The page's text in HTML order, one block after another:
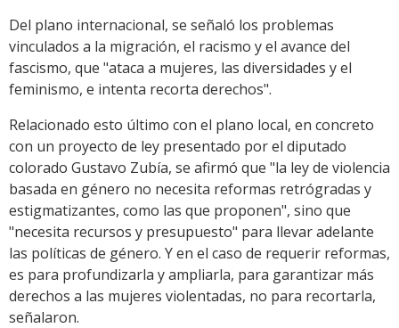
Del plano internacional, se señaló los problemas
vinculados a la migración, el racismo y el avance del
fascismo, que "ataca a mujeres, las diversidades y el
feminismo, e intenta recorta derechos".
Relacionado esto último con el plano local, en concreto
con un proyecto de ley presentado por el diputado
colorado Gustavo Zubía, se afirmó que "la ley de violencia
basada en género no necesita reformas retrógradas y
estigmatizantes, como las que proponen", sino que
"necesita recursos y presupuesto" para llevar adelante
las políticas de género. Y en el caso de requerir reformas,
es para profundizarla y ampliarla, para garantizar más
derechos a las mujeres violentadas, no para recortarla,
señalaron.